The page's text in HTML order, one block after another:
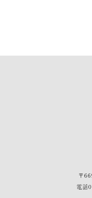
〒
電話